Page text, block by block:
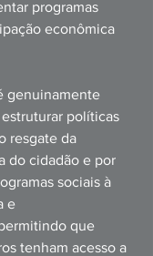
programas
econômica
genuinamente
políticas
resgate da
do cidadão e por
sociais à
e
que
tenham acesso a